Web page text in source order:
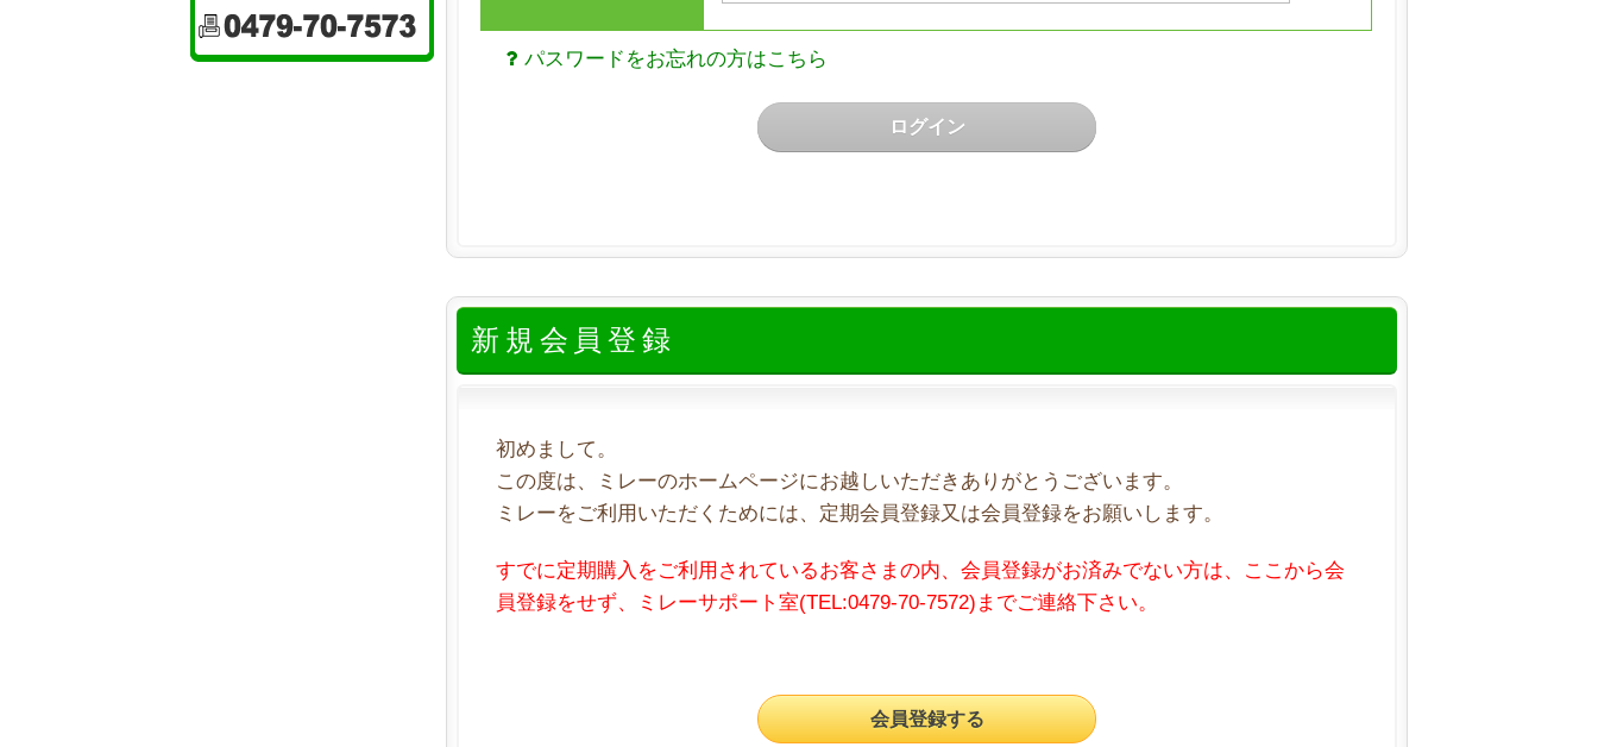
パスワードをお忘れの方はこちら
ログイン
新規会員登録
初めまして。
この度は、ミレーのホームページにお越しいただきありがとうございます。
ミレーをご利用いただくためには、定期会員登録又は会員登録をお願いします。
すでに定期購入をご利用されているお客さまの内、会員登録がお済みでない方は、ここから会
員登録をせず、ミレーサポート室(TEL:0479-70-7572)までご連絡下さい。
会員登録する